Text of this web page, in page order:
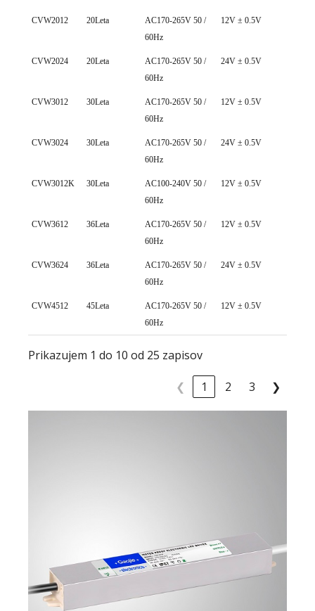
CVW2012 20Leta
AC170-265V 50 /
60Hz
12V ± 0.5V
CVW2024 20Leta
AC170-265V 50 /
60Hz
24V ± 0.5V
CVW3012 30Leta
AC170-265V 50 /
60Hz
12V ± 0.5V
CVW3024 30Leta
AC170-265V 50 /
60Hz
24V ± 0.5V
CVW3012K 30Leta
AC100-240V 50 /
60Hz
12V ± 0.5V
CVW3612 36Leta
AC170-265V 50 /
60Hz
12V ± 0.5V
CVW3624 36Leta
AC170-265V 50 /
60Hz
24V ± 0.5V
CVW4512 45Leta
AC170-265V 50 /
60Hz
12V ± 0.5V
Prikazujem 1 do 10 od 25 zapisov
❮ 1 2 3 ❯